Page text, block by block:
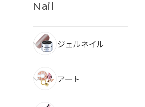
Nail
ジェルネイル
アート